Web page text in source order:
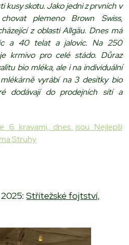
kusy skotu. Jako jedni z prvních v
plemeno Brown Swiss,
z oblasti Allgäu. Dnes má
a 40 telat a jalovic. Na 250
krmivo pro celé stádo. Důraz
bio mléka, ale i na individuální
vyrábí na 3 desítky bio
dodávají do prodejních sítí a
6 kravami, dnes jsou Nejlepší
Struhy
2025:Střítežské fojtství,